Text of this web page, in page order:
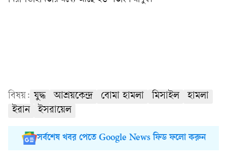
বিষয়: যুদ্ধ আশ্রয়কেন্দ্র বোমা হামলা মিসাইল
হামলা
ইরান
ইসরায়েল
সর্বশেষ খবর পেতে Google News ফিড ফলো করুন